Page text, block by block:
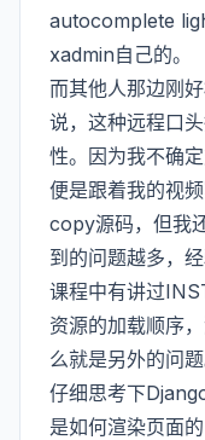
autocomplete
xadmin自己的。
而其他人那边刚
说，这种远程口
性。因为我不确
便是跟着我的视
copy源码，但我
到的问题越多，经
课程中有讲过
资源的加载顺序
么就是另外的问题
仔细思考下
是如何渲染页面